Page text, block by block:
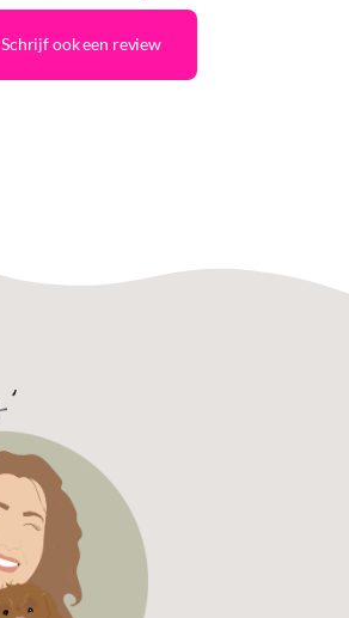
Schrijf ook een review